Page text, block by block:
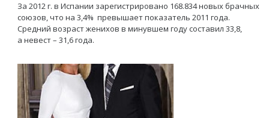
За 2012 г. в Испании зарегистрировано 168.834 новых брачных
союзов, что на 3,4% превышает показатель 2011 года.
Средний возраст женихов в минувшем году составил 33,8,
а невест – 31,6 года.